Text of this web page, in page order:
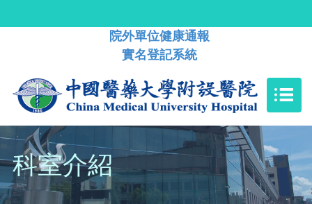
院外單位健康通報
實名登記系統
科室介紹